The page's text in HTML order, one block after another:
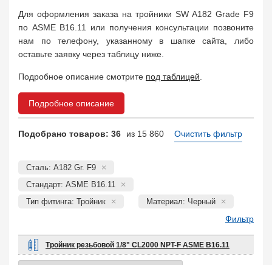
Втулка, футорка 135
Бобышка 63248
Седло 211
Днище 11832
Втулка для фланца 698
Для оформления заказа на тройники SW A182 Grade F9
по ASME B16.11 или получения консультации позвоните
нам по телефону, указанному в шапке сайта, либо
оставьте заявку через таблицу ниже.
Подробное описание смотрите под таблицей
Подробное описание
Подобрано товаров: 36 из 15 860 Очистить фильтр
Сталь: A182 Gr. F9
Стандарт: ASME B16.11
Тип фитинга: Тройник
Материал: Черный
Фильтр
Тройник резьбовой 1/8" CL2000 NPT-F ASME B16.11